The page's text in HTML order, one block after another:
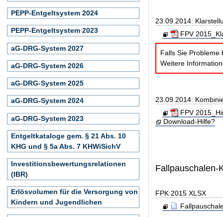
23.09.2014:
FPV
Falls Sie Probleme
Weitere
23.09.2014:
FPV
Download-Hilfe?
Fallpauschalen-
FPK 2015 XLSX
PEPP-Entgeltsystem 2024
PEPP-Entgeltsystem 2023
aG-DRG-System 2027
aG-DRG-System 2026
aG-DRG-System 2025
aG-DRG-System 2024
aG-DRG-System 2023
Entgeltkataloge gem. § 21 Abs. 10
KHG und § 5a Abs. 7 KHWiSichV
Investitionsbewertungsrelationen
(IBR)
Erlösvolumen für die Versorgung von
Kindern und Jugendlichen